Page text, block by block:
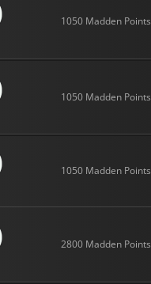
1050 Madden Points
1050 Madden Points
1050 Madden Points
2800 Madden Points